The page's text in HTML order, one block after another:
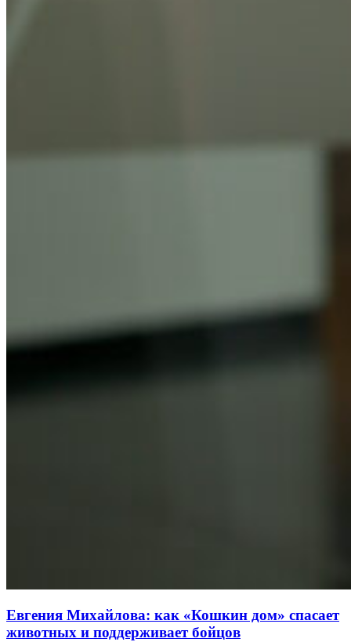
Евгения Михайлова: как «Кошкин дом» спасает
животных и поддерживает бойцов